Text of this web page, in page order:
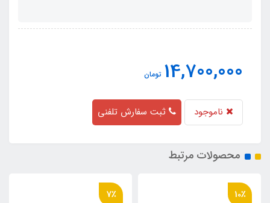
14,700,000 تومان
ناموجود ثبت سفارش تلفنی
محصولات مرتبط